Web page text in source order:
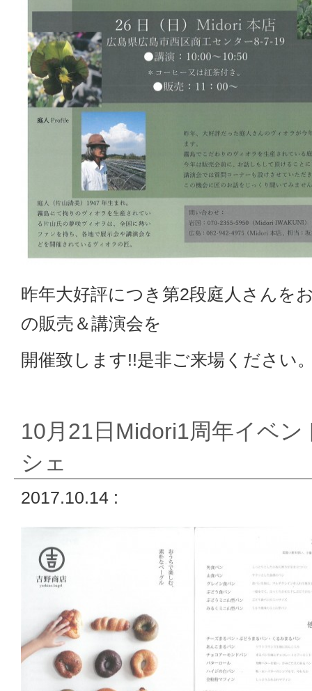
昨年大好評につき第2段庭人さんを
の販売＆講演会を
開催致します!!是非ご来場ください
10月21日Midori1周年イベン
シェ
2017.10.14 :